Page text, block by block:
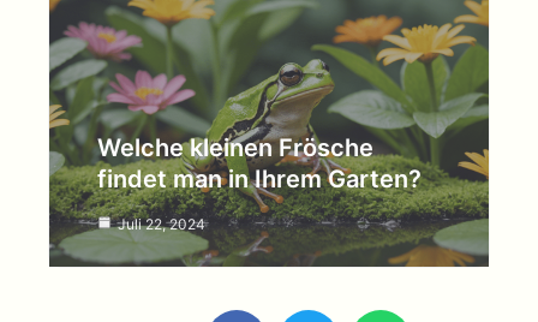
Welche kleinen Frösche
findet man in Ihrem Garten?
Juli 22, 2024